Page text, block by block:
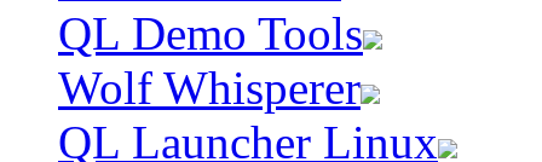
QL Demo Tools
Wolf Whisperer
QL Launcher Linux